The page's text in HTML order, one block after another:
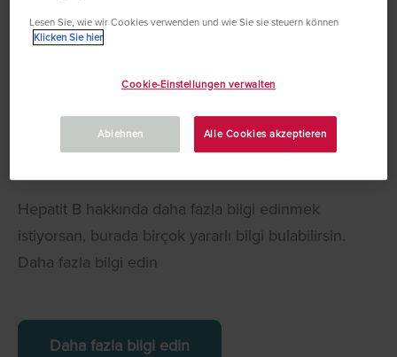
Hepatit B hakkında daha fazla bilgi edinmek
istiyorsan, burada birçok yararlı bilgi bulabilirsin.
Daha fazla bilgi edin
Daha fazla bilgi edin
Lesen Sie, wie wir Cookies verwenden und wie Sie sie steuern können
Klicken Sie hier
Cookie-Einstellungen verwalten
Ablehnen Alle Cookies akzeptieren